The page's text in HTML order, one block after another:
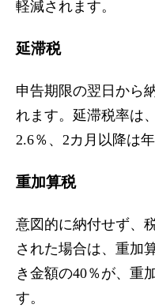
軽減されます。
延滞税
申告期限の翌日から
れます。延滞税率は
2.6％、2カ月以降は年
重加算税
意図的に納付せず、
された場合は、重加
き金額の40％が、重
す。